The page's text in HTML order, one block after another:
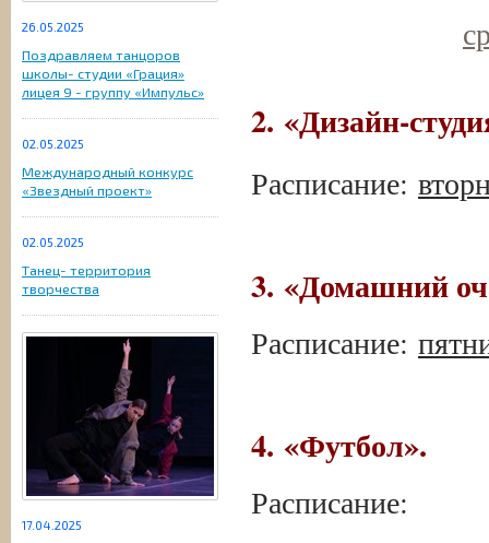
26.05.2025
Поздравляем танцоров
школы- студии «Грация»
лицея 9 - группу «Импульс»
02.05.2025
Международный конкурс
«Звездный проект»
02.05.2025
Танец- территория
творчества
17.04.2025
2. «Дизайн-
Расписание:
3. «Домашний
Расписание:
4. «Футбол».
Расписание: